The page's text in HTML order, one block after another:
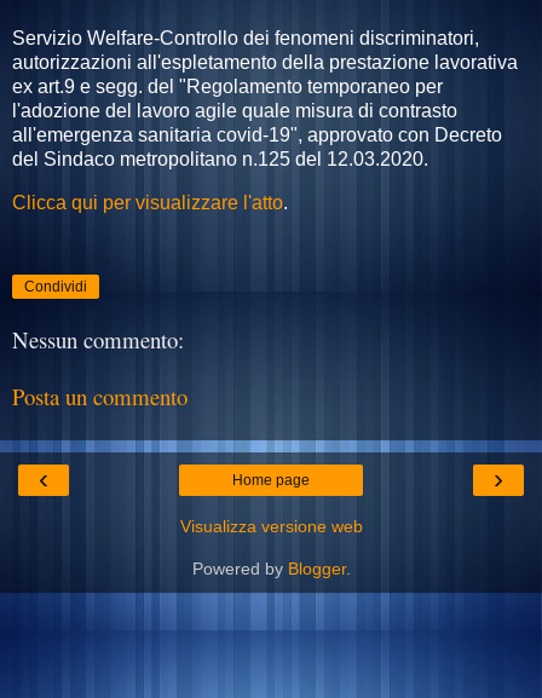
Servizio Welfare-Controllo dei fenomeni discriminatori,
autorizzazioni all'espletamento della prestazione lavorativa
ex art.9 e segg. del "Regolamento temporaneo per
l'adozione del lavoro agile quale misura di contrasto
all'emergenza sanitaria covid-19", approvato con Decreto
del Sindaco metropolitano n.125 del 12.03.2020.
Clicca qui per visualizzare l'atto.
Condividi
Nessun commento:
Posta un commento
‹ ›
Home page
Visualizza versione web
Powered by Blogger.